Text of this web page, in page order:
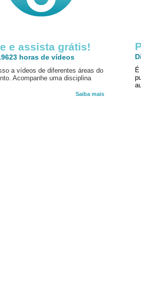
e assista grátis!
horas de vídeos
a vídeos de diferentes áreas do
Acompanhe uma disciplina
Saiba mais